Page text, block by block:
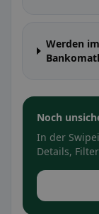
Werden
Noch
In der
Details,